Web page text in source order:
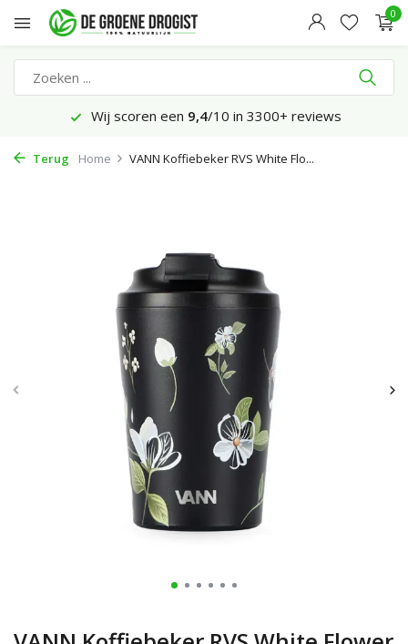
0
Wij scoren een 9,4/10 in 3300+ reviews
Terug Home VANN Koffiebeker RVS White Flo...